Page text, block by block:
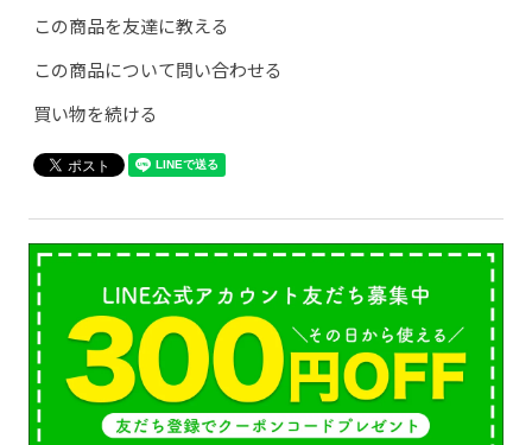
この商品を友達に教える
この商品について問い合わせる
買い物を続ける